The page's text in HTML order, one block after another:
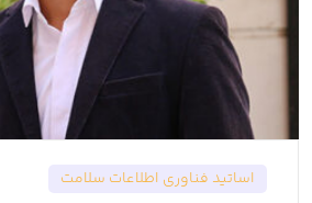
اساتید فناوری اطلاعات سلامت